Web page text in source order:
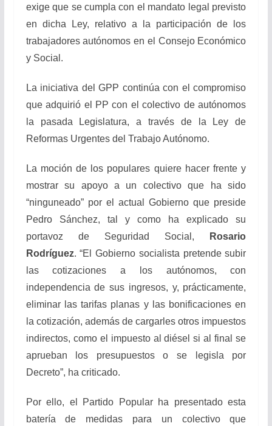
exige que se cumpla con el mandato legal previsto
en dicha Ley, relativo a la participación de los
trabajadores autónomos en el Consejo Económico
y Social.
La iniciativa del GPP continúa con el compromiso
que adquirió el PP con el colectivo de autónomos
la pasada Legislatura, a través de la
Ley de
Reformas Urgentes del Trabajo Autónomo.
La moción de los populares quiere hacer frente y
mostrar su apoyo a un colectivo que ha sido
“ninguneado” por el actual Gobierno que preside
Pedro Sánchez, tal y como ha explicado su
portavoz de Seguridad Social,
Rosario
Rodríguez. “El Gobierno socialista pretende subir
las cotizaciones a los autónomos, con
independencia de sus ingresos, y, prácticamente,
eliminar las tarifas planas y las bonificaciones en
la cotización, además de cargarles otros impuestos
indirectos, como el impuesto al diésel si al final se
aprueban los presupuestos o se legisla por
Decreto”, ha criticado.
Por ello, el Partido Popular ha presentado esta
batería de medidas para un colectivo que